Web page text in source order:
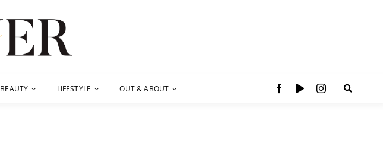
BEAUTY LIFESTYLE OUT & ABOUT